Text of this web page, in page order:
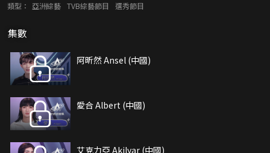
類型：
亞洲綜藝 TVB綜藝節目 選秀節目
集數
阿昕然 Ansel (中國)
愛合 Albert (中國)
艾克力亞 Akilyar (中國)